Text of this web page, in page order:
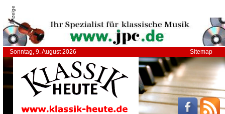
Anzeige
Sonntag, 9. August 2026 Sitemap